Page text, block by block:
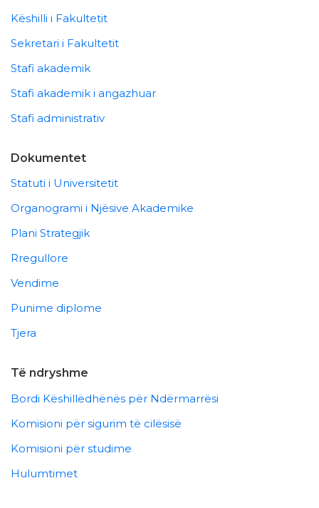
Këshilli i Fakultetit
Sekretari i Fakultetit
Stafi akademik
Stafi akademik i angazhuar
Stafi administrativ
Dokumentet
Statuti i Universitetit
Organogrami i Njësive Akademike
Plani Strategjik
Rregullore
Vendime
Punime diplome
Tjera
Të ndryshme
Bordi Këshillëdhënës për Ndërmarrësi
Komisioni për sigurim të cilësisë
Komisioni për studime
Hulumtimet